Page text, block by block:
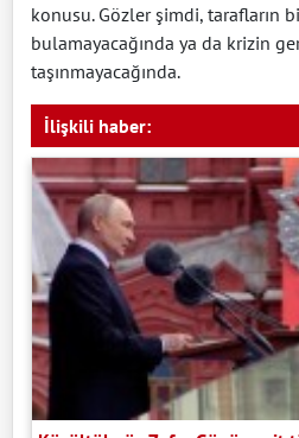
konusu. Gözler şimdi, tarafların
bulamayacağında ya da krizin
taşınmayacağında.
İlişkili haber: